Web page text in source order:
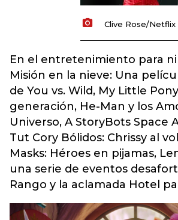
Clive Rose/Netflix
En el entretenimiento para
Misión en la nieve: Una
de You vs. Wild, My Little
generación, He-Man y los
Universo, A StoryBots Space
Tut Cory Bólidos: Chrissy al
Masks: Héroes en pijamas,
una serie de eventos
Rango y la aclamada Hotel